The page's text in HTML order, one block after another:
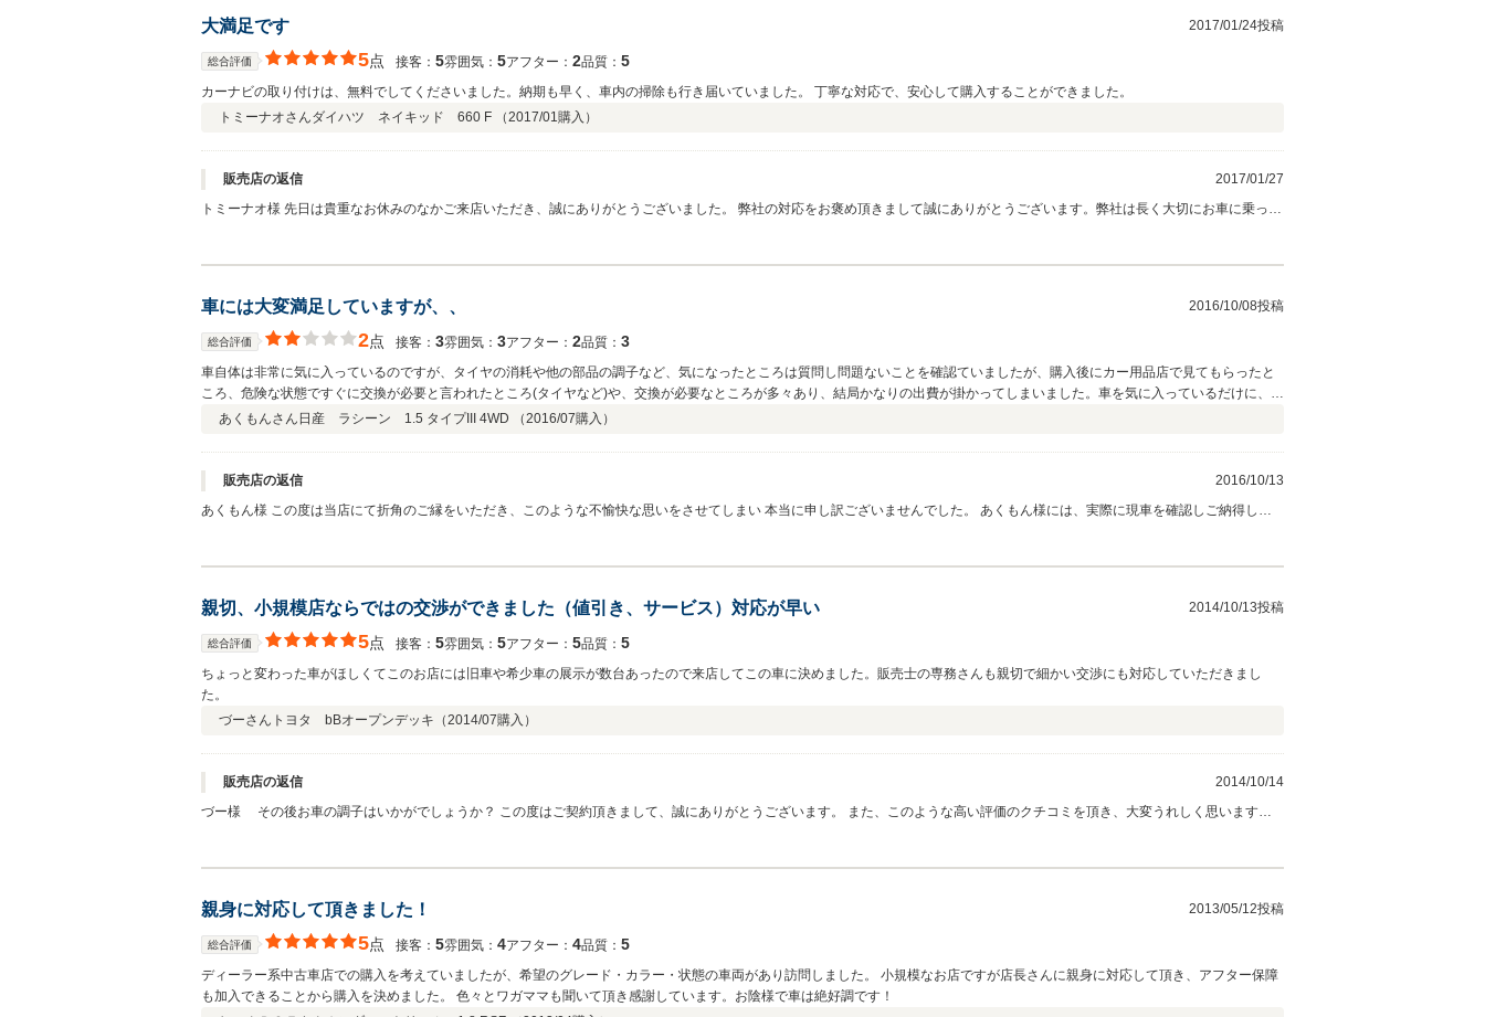
大満足です 2017/01/24投稿
総合評価 5点 接客： 5雰囲気： 5アフター： 2品質： 5
カーナビの取り付けは、無料でしてくださいました。納期も早く、車内の掃除も行き届いていました。 丁寧な対応で、安心して購入することができました。
トミーナオさんダイハツ ネイキッド 660 F （2017/01購入）
販売店の返信
2017/01/27
トミーナオ様 先日は貴重なお休みのなかご来店いただき、誠にありがとうございました。 弊社の対応をお褒め頂きまして誠にありがとうございます。弊社は長く大切にお車に乗って
車には大変満足していますが、、 2016/10/08投稿
総合評価 2点 接客： 3雰囲気： 3アフター： 2品質： 3
車自体は非常に気に入っているのですが、タイヤの消耗や他の部品の調子など、気になったところは質問し問題ないことを確認ていましたが、購入後にカー用品店で見てもらったと
ころ、危険な状態ですぐに交換が必要と言われたところ(タイヤなど)や、交換が必要なところが多々あり、結局かなりの出費が掛かってしまいました。車を気に入っているだけに、ア
フターサービスの点で、少し気がかりで、他にも問題が出てこないか不安です。
あくもんさん 日産 ラシーン 1.5 タイプIII 4WD （2016/07購入）
販売店の返信
2016/10/13
あくもん様 この度は当店にて折角のご縁をいただき、このような不愉快な思いをさせてしまい 本当に申し訳ございませんでした。 あくもん様には、実際に現車を確認しご納得して
親切、小規模店ならではの交渉ができました（値引き、サービス）対応が早い 2014/10/13投稿
総合評価 5点 接客： 5雰囲気： 5アフター： 5品質： 5
ちょっと変わった車がほしくてこのお店には旧車や希少車の展示が数台あったので来店してこの車に決めました。販売士の専務さんも親切で細かい交渉にも対応していただきまし
た。
づーさん トヨタ bBオープンデッキ（2014/07購入）
販売店の返信
2014/10/14
づー様 その後お車の調子はいかがでしょうか？ この度はご契約頂きまして、誠にありがとうございます。 また、このような高い評価のクチコミを頂き、大変うれしく思います。
親身に対応して頂きました！ 2013/05/12投稿
総合評価 5点 接客： 5雰囲気： 4アフター： 4品質： 5
ディーラー系中古車店での購入を考えていましたが、希望のグレード・カラー・状態の車両があり訪問しました。 小規模なお店ですが店長さんに親身に対応して頂き、アフター保障
も加入できることから購入を決めました。 色々とワガママも聞いて頂き感謝しています。お陰様で車は絶好調です！